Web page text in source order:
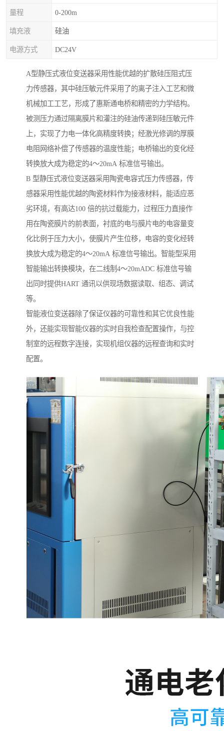
量程 0-200m
填充液 硅油
电源方式 DC24V
A型静压式液位变送器采用性能优越的扩散硅压阻式压
力传感器，其中硅压敏元件采用了的离子注入工艺和微
机械加工工艺，形成了惠斯通电桥和精密的力学结构。
被测压力通过隔离膜片和灌注的硅油传递到硅压敏元件
上，实现了力电一体化高精度转换；经激光修调的厚膜
电阻网络补偿了传感器的温度性能；电桥输出的变化经
转换放大成为稳定的4～20mA 标准信号输出。
B 型静压式液位变送器采用陶瓷电容式压力传感器，传
感器采用性能优越的陶瓷材料作为接液材料，能适应恶
劣环境，有高达100 倍的抗过载能力，过程压力直接作
用在陶瓷膜片的前表面，衬底的电与膜片电的电容量变
化比例于压力大小，使膜片产生位移，电容的变化经转
换放大成为稳定的4～20mA 标准信号输出。智能型采用
智能输出转换模块，在二线制4～20mADC 标准信号输
出同时提供HART 通讯以供现场数据读取、组态、调试
等。
智能液位变送器除了保证仪器的可靠性和其它优良性能
外，还能实现智能仪器的实时自我检查配置操作，与控
制室的远程数字连接，实现机组仪器的远程查询和实时
配置。